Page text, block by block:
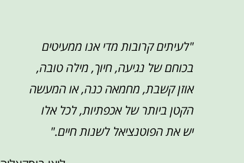
"לעיתים קרובות מדי אנו ממעיטים
בכוחם של נגיעה, חיוך, מילה טובה,
אוזן קשבת, מחמאה כנה, או המעשה
הקטן ביותר של אכפתיות, לכל אלו
יש את הפוטנציאל לשנות חיים."